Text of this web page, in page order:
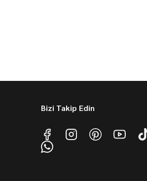
Bizi Takip Edin